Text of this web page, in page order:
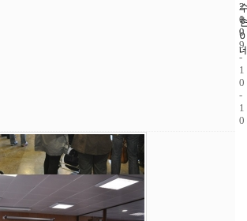
2
1
9
2
0
0
9
-
1
0
-
1
0